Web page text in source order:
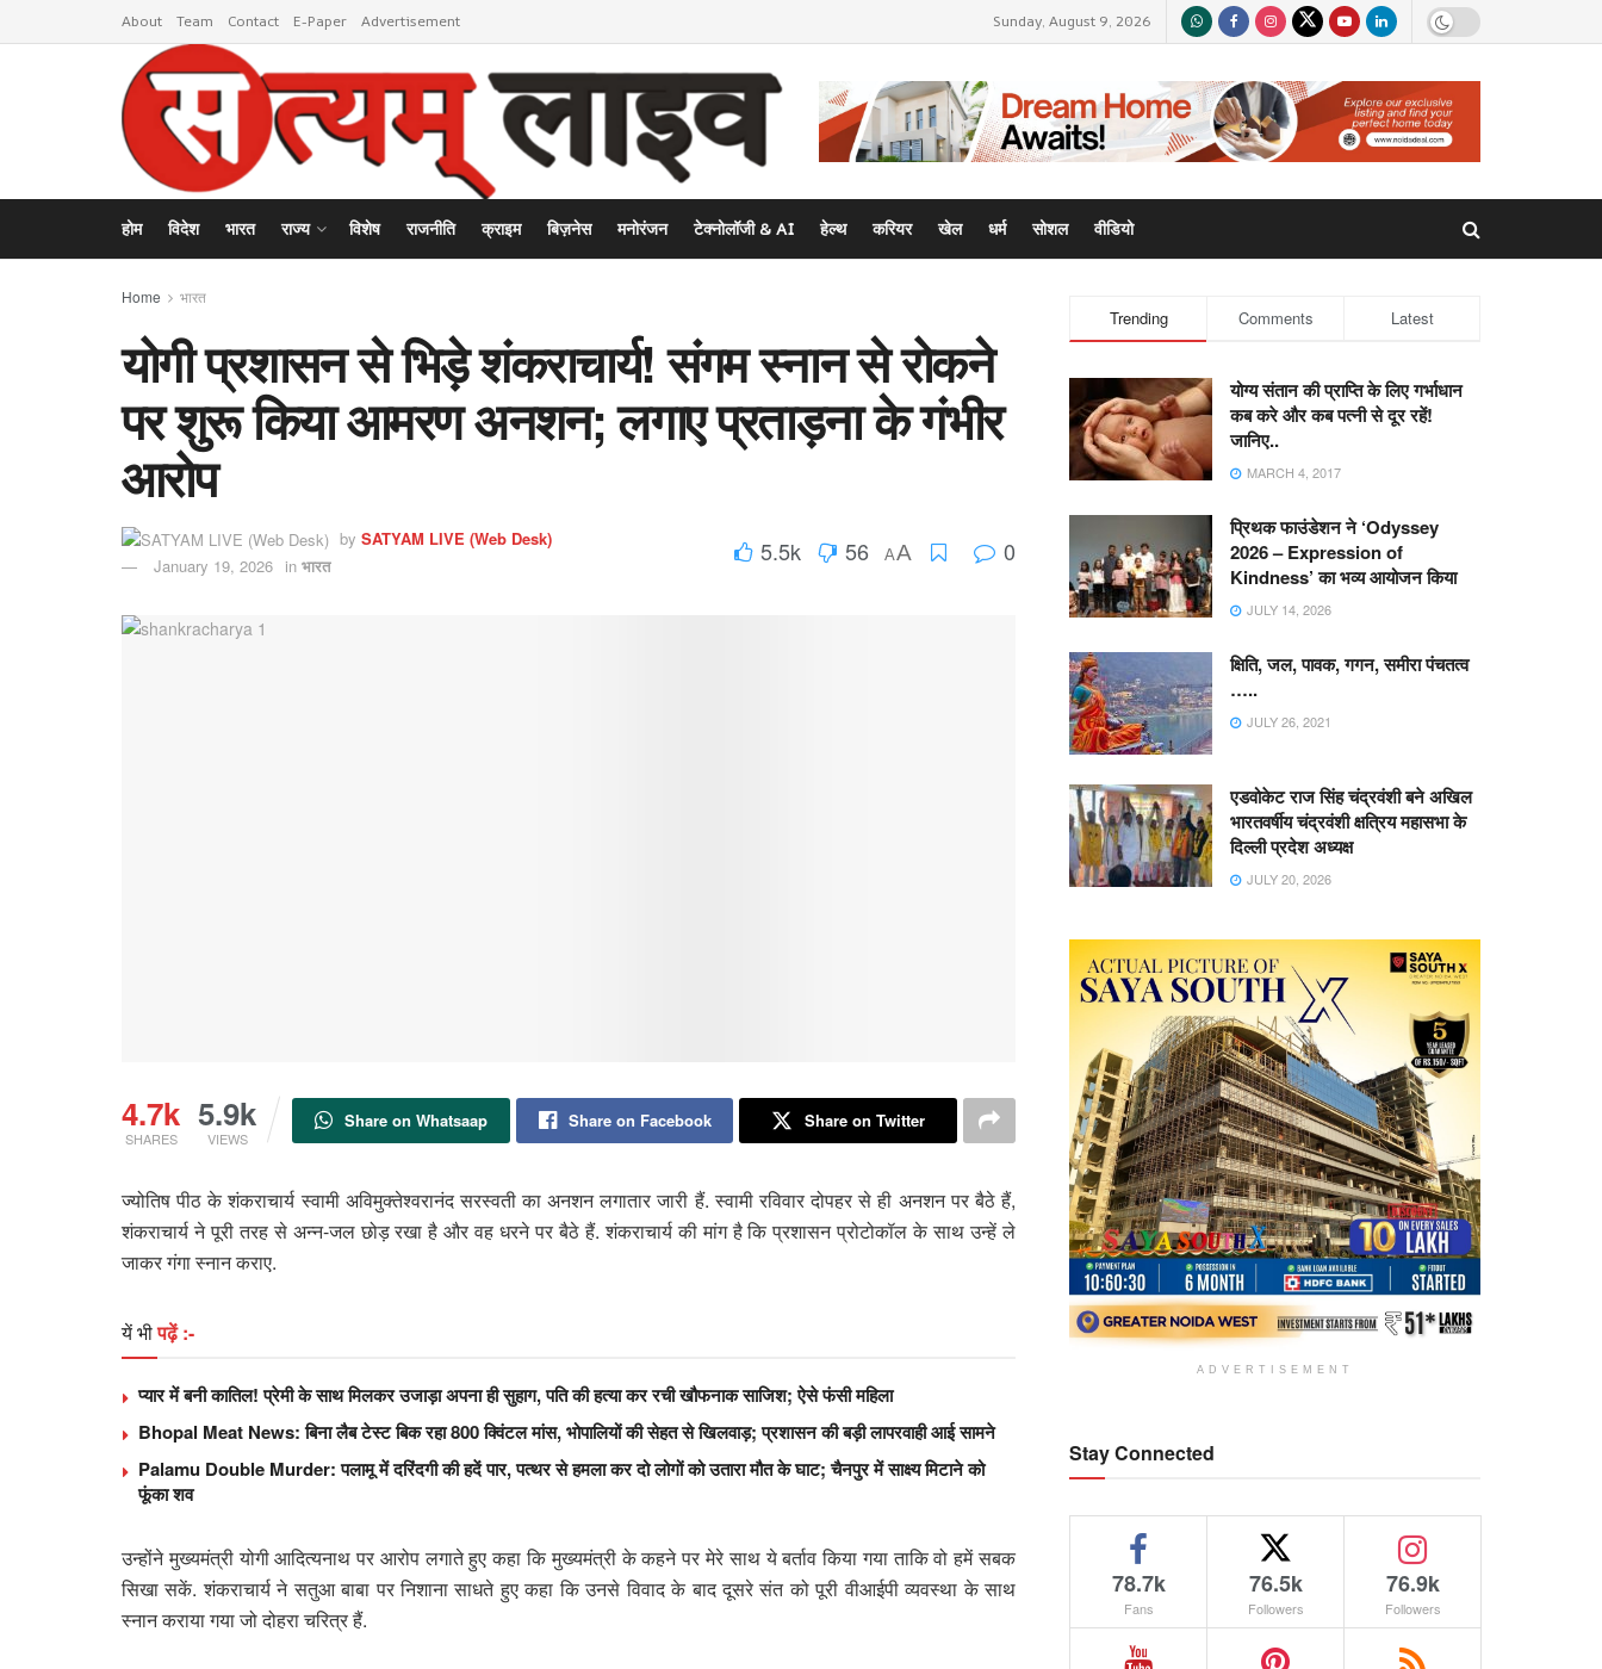
About Team Contact E-Paper Advertisement Sunday, August 9, 2026
होम विदेश भारत राज्य विशेष राजनीति क्राइम बिज़नेस मनोरंजन टेक्नोलॉजी & AI हेल्थ करियर खेल धर्म सोशल वीडियो
Home भारत
योगी प्रशासन से भिड़े शंकराचार्य! संगम स्नान से रोकने
पर शुरू किया आमरण अनशन; लगाए प्रताड़ना के गंभीर
आरोप
by SATYAM LIVE (Web Desk)
January 19, 2026 in भारत 5.5k 56 AA 0
4.7k
SHARES
5.9k
VIEWS
Share on Whatsaap Share on Facebook Share on Twitter
ज्योतिष पीठ के शंकराचार्य स्वामी अविमुक्तेश्वरानंद सरस्वती का अनशन लगातार जारी हैं. स्वामी रविवार दोपहर से ही अनशन पर बैठे हैं,
शंकराचार्य ने पूरी तरह से अन्न-जल छोड़ रखा है और वह धरने पर बैठे हैं. शंकराचार्य की मांग है कि प्रशासन प्रोटोकॉल के साथ उन्हें ले
जाकर गंगा स्नान कराए.
यें भीपढ़ें :-
प्यार में बनी कातिल! प्रेमी के साथ मिलकर उजाड़ा अपना ही सुहाग, पति की हत्या कर रची खौफनाक साजिश; ऐसे फंसी महिला
Bhopal Meat News: बिना लैब टेस्ट बिक रहा 800 क्विंटल मांस, भोपालियों की सेहत से खिलवाड़; प्रशासन की बड़ी लापरवाही आई सामने
Palamu Double Murder: पलामू में दरिंदगी की हदें पार, पत्थर से हमला कर दो लोगों को उतारा मौत के घाट; चैनपुर में साक्ष्य मिटाने को
फूंका शव
उन्होंने मुख्यमंत्री योगी आदित्यनाथ पर आरोप लगाते हुए कहा कि मुख्यमंत्री के कहने पर मेरे साथ ये बर्ताव किया गया ताकि वो हमें सबक
सिखा सकें. शंकराचार्य ने सतुआ बाबा पर निशाना साधते हुए कहा कि उनसे विवाद के बाद दूसरे संत को पूरी वीआईपी व्यवस्था के साथ
स्नान कराया गया जो दोहरा चरित्र हैं.
Trending Comments Latest
योग्य संतान की प्राप्ति के लिए गर्भाधान
कब करे और कब पत्नी से दूर रहें!
जानिए..
MARCH 4, 2017
प्रिथक फाउंडेशन ने ‘Odyssey
2026 – Expression of
Kindness’ का भव्य आयोजन किया
JULY 14, 2026
क्षिति, जल, पावक, गगन, समीरा पंचतत्व
…..
JULY 26, 2021
एडवोकेट राज सिंह चंद्रवंशी बने अखिल
भारतवर्षीय चंद्रवंशी क्षत्रिय महासभा के
दिल्ली प्रदेश अध्यक्ष
JULY 20, 2026
ADVERTISEMENT
Stay Connected
78.7k
Fans
76.5k
Followers
76.9k
Followers